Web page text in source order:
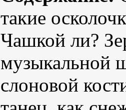
такие
Чашкой ли?
музыкальной
слоновой